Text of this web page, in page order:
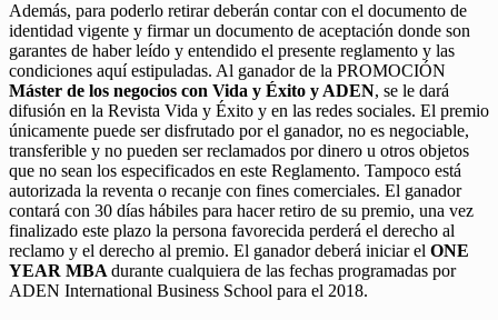
Además, para poderlo retirar deberán contar con el documento de
identidad vigente y firmar un documento de aceptación donde son
garantes de haber leído y entendido el presente reglamento y las
condiciones aquí estipuladas. Al ganador de la PROMOCIÓN
Máster de los negocios con Vida y Éxito y ADEN, se le dará
difusión en la Revista Vida y Éxito y en las redes sociales. El premio
únicamente puede ser disfrutado por el ganador, no es negociable,
transferible y no pueden ser reclamados por dinero u otros objetos
que no sean los especificados en este Reglamento. Tampoco está
autorizada la reventa o recanje con fines comerciales. El ganador
contará con 30 días hábiles para hacer retiro de su premio, una vez
finalizado este plazo la persona favorecida perderá el derecho al
reclamo y el derecho al premio. El ganador deberá iniciar el ONE
YEAR MBA durante cualquiera de las fechas programadas por
ADEN International Business School para el 2018.